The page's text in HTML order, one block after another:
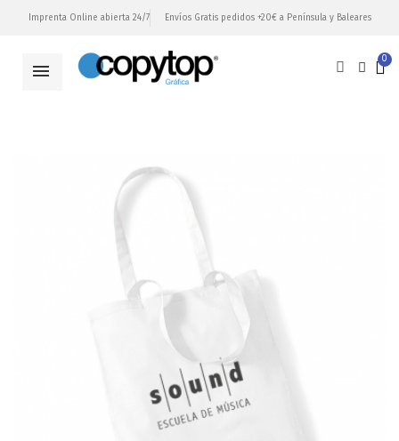
Imprenta Online abierta 24/7 Envíos Gratis pedidos +20€ a Península y Baleares